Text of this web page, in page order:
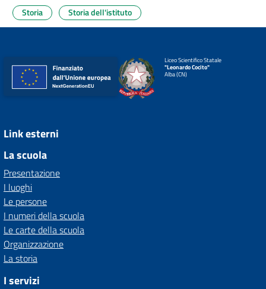
Storia Storia dell'istituto
Liceo Scientifico Statale
"Leonardo Cocito"
Alba (CN)
Link esterni
La scuola
Presentazione
I luoghi
Le persone
I numeri della scuola
Le carte della scuola
Organizzazione
La storia
I servizi